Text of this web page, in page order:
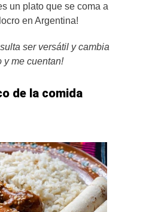
un plato que se coma a
en Argentina!
ser versátil y cambia
y me cuentan!
de la comida